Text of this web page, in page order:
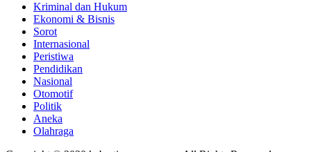
Kriminal dan Hukum
Ekonomi & Bisnis
Sorot
Internasional
Peristiwa
Pendidikan
Nasional
Otomotif
Politik
Aneka
Olahraga